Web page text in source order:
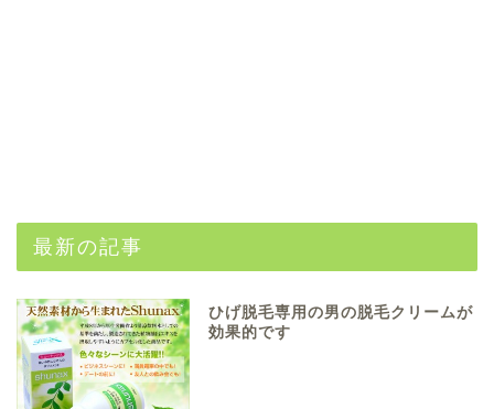
最新の記事
ひげ脱毛専用の男の脱毛クリームが
効果的です